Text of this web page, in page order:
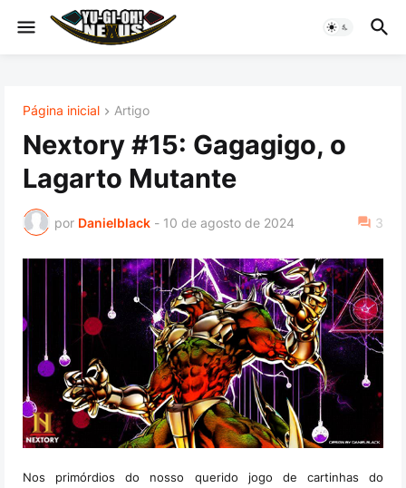
Página inicial Artigo
Nextory #15: Gagagigo, o
Lagarto Mutante
por Danielblack - 10 de agosto de 2024 3
Nos primórdios do nosso querido jogo de cartinhas do